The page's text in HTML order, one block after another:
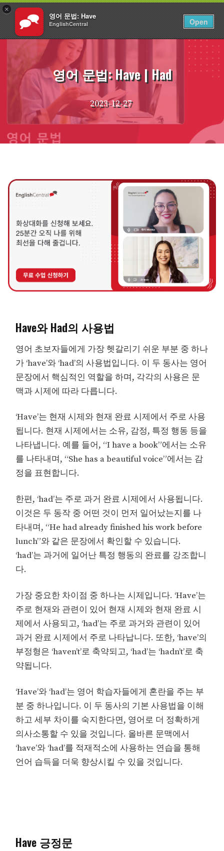
×
영어 문법: Have
EnglishCentral Open
로그인 KO
Skip
content
영어 문법: Have | Had
2023-12-27
Have와 Had의 사용법
영어 초보자들에게 가장 헷갈리기 쉬운 부분 중 하나
가 ‘have’와 ‘had’의 사용법입니다. 이 두 동사는 영어
문장에서 핵심적인 역할을 하며, 각각의 사용은 문
맥과 시제에 따라 다릅니다.
‘Have’는 현재 시제와 현재 완료 시제에서 주로 사용
됩니다. 현재 시제에서는 소유, 감정, 특정 행동 등을
나타냅니다. 예를 들어, “I have a book”에서는 소유
를 나타내며, “She has a beautiful voice”에서는 감
정을 표현합니다.
한편, ‘had’는 주로 과거 완료 시제에서 사용됩니다.
이것은 두 동작 중 어떤 것이 먼저 일어났는지를 나
타내며, “He had already finished his work before
lunch”와 같은 문장에서 확인할 수 있습니다.
‘had’는 과거에 일어난 특정 행동의 완료를 강조합니
다.
가장 중요한 차이점 중 하나는 시제입니다. ‘Have’는
주로 현재와 관련이 있어 현재 시제와 현재 완료 시
제에서 사용되고, ‘had’는 주로 과거와 관련이 있어
과거 완료 시제에서 주로 나타납니다. 또한, ‘have’의
부정형은 ‘haven’t’로 축약되고, ‘had’는 ‘hadn’t’로 축
약됩니다.
‘Have’와 ‘had’는 영어 학습자들에게 혼란을 주는 부
분 중 하나입니다. 이 두 동사의 기본 사용법을 이해
하고 세부 차이를 숙지한다면, 영어로 더 정확하게
의사소통할 수 있을 것입니다. 올바른 문맥에서
‘have’와 ‘had’를 적재적소에 사용하는 연습을 통해
언어 습득을 더욱 향상시킬 수 있을 것입니다.
Have 긍정문